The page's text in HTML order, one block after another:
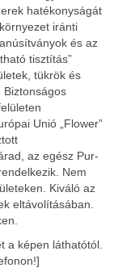
hatékonyságát
iránti
és az
tisztítás”
tükrök és
Biztonságos
Unió „Flower”
az egész Pur-
Nem
Kiváló az
eltávolításában.
a képen láthatótól.